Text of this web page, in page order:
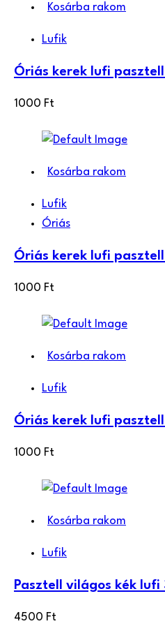
Kosárba rakom
Lufik
Óriás kerek lufi
1000 Ft
Kosárba rakom
Lufik
Óriás
Óriás kerek lufi
1000 Ft
Kosárba rakom
Lufik
Óriás kerek lufi
1000 Ft
Kosárba rakom
Lufik
Pasztell világos kék lufi
4500 Ft